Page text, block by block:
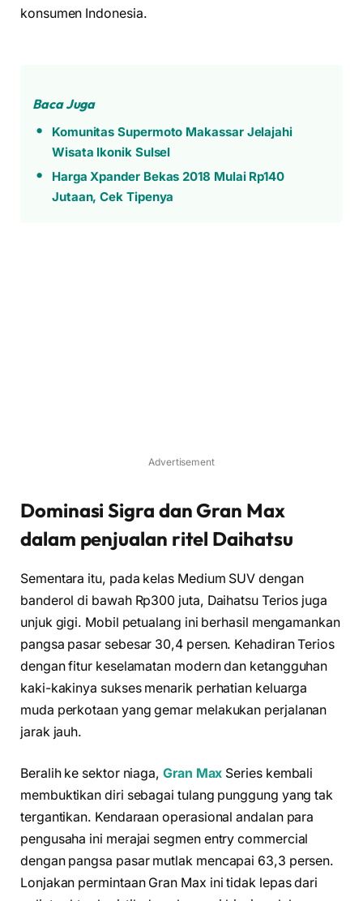
konsumen Indonesia.
Baca Juga
Komunitas Supermoto Makassar Jelajahi
Wisata Ikonik Sulsel
Harga Xpander Bekas 2018 Mulai Rp140
Jutaan, Cek Tipenya
Advertisement
Dominasi Sigra dan Gran Max
dalam penjualan ritel Daihatsu
Sementara itu, pada kelas Medium SUV dengan
banderol di bawah Rp300 juta, Daihatsu Terios juga
unjuk gigi. Mobil petualang ini berhasil mengamankan
pangsa pasar sebesar 30,4 persen. Kehadiran Terios
dengan fitur keselamatan modern dan ketangguhan
kaki-kakinya sukses menarik perhatian keluarga
muda perkotaan yang gemar melakukan perjalanan
jarak jauh.
Beralih ke sektor niaga,Gran Max Series kembali
membuktikan diri sebagai tulang punggung yang tak
tergantikan. Kendaraan operasional andalan para
pengusaha ini merajai segmen entry commercial
dengan pangsa pasar mutlak mencapai 63,3 persen.
Lonjakan permintaan Gran Max ini tidak lepas dari